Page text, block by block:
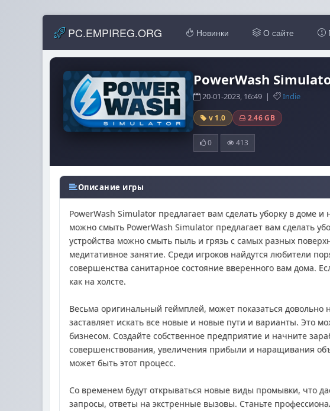
PC.EMPIREG.ORG Новинки О сайте
PowerWash
20-01-2023, 16:49 | Indie
v 1.0 2.46 GB
0 413
Описание игры
PowerWash Simulator предлагает вам сделать уборку в доме
можно смыть PowerWash Simulator предлагает вам сделать
устройства можно смыть пыль и грязь с самых разных
медитативное занятие. Среди игроков найдутся любители
совершенства санитарное состояние вверенного вам дома.
как на холсте.
Весьма оригинальный геймплей, может показаться
заставляет искать все новые и новые пути и варианты. Это
бизнесом. Создайте собственное предприятие и начните
совершенствования, увеличения прибыли и наращивания
может быть этот процесс.
Со временем будут открываться новые виды промывки, что
запросы, ответы на экстренные вызовы. Станьте